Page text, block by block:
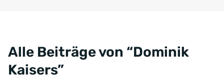
Alle Beiträge von “Dominik
Kaisers”